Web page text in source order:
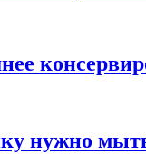
нужно